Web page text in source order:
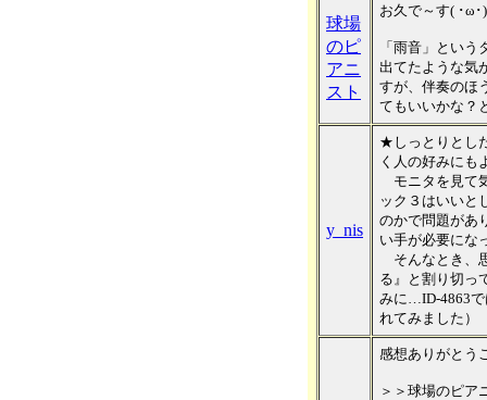
球場
のピ
アニ
スト
お久で～す( ･ω･
「雨音」とい
出てたような気
すが、伴奏のほ
てもいいかな？
y_nis
★しっとりとし
く人の好みに
モニタを見て
ック３はいいと
のかで問題があ
い手が必要にな
そんなとき、
る』と割り切っ
みに…ID-4863で
れてみました）
感想ありがとう
＞＞球場のピア